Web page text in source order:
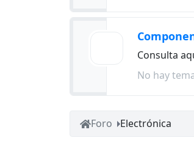
Consulta
No hay
Foro Electrónica